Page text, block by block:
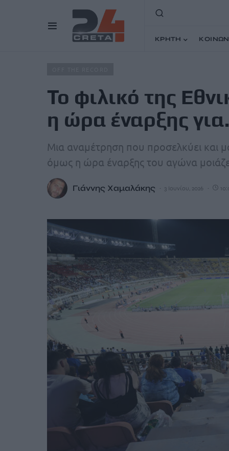
ΚΡΗΤΗ
Το φιλικό της
η ώρα έναρξης
Μια αναμέτρηση που προσελκύει και
όμως η ώρα έναρξης του αγώνα
Γιάννης Χαμαλάκης 3 Ιουνίου, 2026